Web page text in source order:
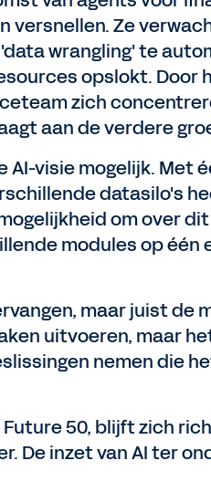
Ze
wrangling' te
opslokt. Door
zich
​​aan de verdere
visie mogelijk. Met
datasilo's
om over
modules op één
maar juist de
uitvoeren, maar
nemen die
50, blijft zich
De inzet van AI ter